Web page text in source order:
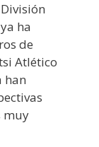
ha
de
Atlético
han
muy